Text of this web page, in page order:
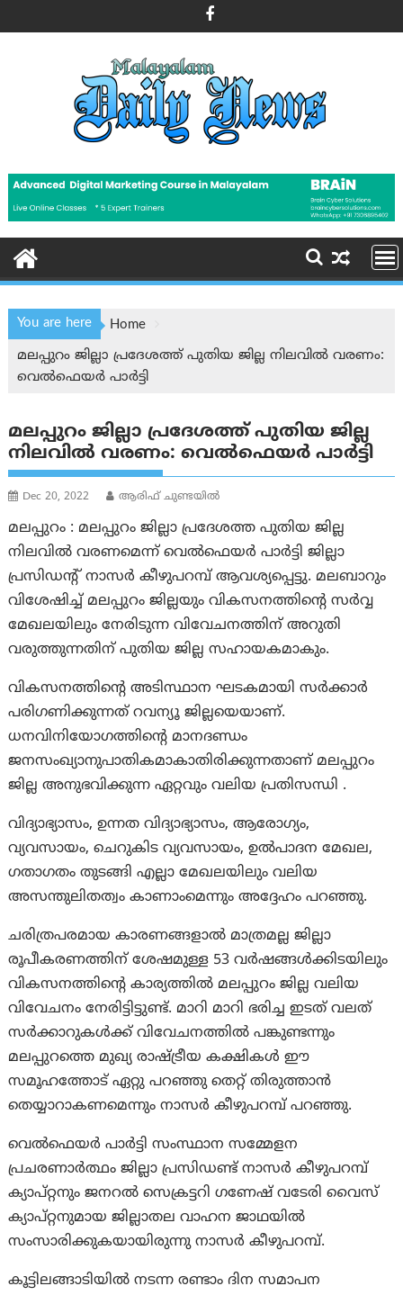
to
You are here
Home
മലപ്പുറം ജില്ലാ പ്രദേശത്ത് പുതിയ ജില്ല നിലവിൽ വരണം:
വെൽഫെയർ പാർട്ടി
മലപ്പുറം ജില്ലാ പ്രദേശത്ത് പുതിയ ജില്ല
നിലവിൽ വരണം: വെൽഫെയർ പാർട്ടി
Dec 20, 2022 ആരിഫ് ചുണ്ടയിൽ
മലപ്പുറം : മലപ്പുറം ജില്ലാ പ്രദേശത്ത പുതിയ ജില്ല
നിലവിൽ വരണമെന്ന് വെൽഫെയർ പാർട്ടി ജില്ലാ
പ്രസിഡന്റ് നാസർ കീഴുപറമ്പ് ആവശ്യപ്പെട്ടു. മലബാറും
വിശേഷിച്ച് മലപ്പുറം ജില്ലയും വികസനത്തിന്റെ സർവ്വ
മേഖലയിലും നേരിടുന്ന വിവേചനത്തിന് അറുതി
വരുത്തുന്നതിന് പുതിയ ജില്ല സഹായകമാകും.
വികസനത്തിന്റെ അടിസ്ഥാന ഘടകമായി സർക്കാർ
പരിഗണിക്കുന്നത് റവന്യൂ ജില്ലയെയാണ്.
ധനവിനിയോഗത്തിന്റെ മാനദണ്ഡം
ജനസംഖ്യാനുപാതികമാകാതിരിക്കുന്നതാണ് മലപ്പുറം
ജില്ല അനുഭവിക്കുന്ന ഏറ്റവും വലിയ പ്രതിസന്ധി .
വിദ്യാഭ്യാസം, ഉന്നത വിദ്യാഭ്യാസം, ആരോഗ്യം,
വ്യവസായം, ചെറുകിട വ്യവസായം, ഉൽപാദന മേഖല,
ഗതാഗതം തുടങ്ങി എല്ലാ മേഖലയിലും വലിയ
അസന്തുലിതത്വം കാണാംമെന്നും അദ്ദേഹം പറഞ്ഞു.
ചരിത്രപരമായ കാരണങ്ങളാൽ മാത്രമല്ല ജില്ലാ
രൂപീകരണത്തിന് ശേഷമുള്ള 53 വർഷങ്ങൾക്കിടയിലും
വികസനത്തിന്റെ കാര്യത്തിൽ മലപ്പുറം ജില്ല വലിയ
വിവേചനം നേരിട്ടിട്ടുണ്ട്. മാറി മാറി ഭരിച്ച ഇടത് വലത്
സർക്കാറുകൾക്ക് വിവേചനത്തിൽ പങ്കുണ്ടന്നും
മലപ്പുറത്തെ മുഖ്യ രാഷ്ട്രീയ കക്ഷികൾ ഈ
സമൂഹത്തോട് ഏറ്റു പറഞ്ഞു തെറ്റ് തിരുത്താൻ
തെയ്യാറാകണമെന്നും നാസർ കീഴുപറമ്പ് പറഞ്ഞു.
വെൽഫെയർ പാർട്ടി സംസ്ഥാന സമ്മേളന
പ്രചരണാർത്ഥം ജില്ലാ പ്രസിഡണ്ട് നാസർ കീഴുപറമ്പ്
ക്യാപ്റ്റനും ജനറൽ സെക്രട്ടറി ഗണേഷ് വടേരി വൈസ്
ക്യാപ്റ്റനുമായ ജില്ലാതല വാഹന ജാഥയിൽ
സംസാരിക്കുകയായിരുന്നു നാസർ കീഴുപറമ്പ്.
കൂട്ടിലങ്ങാടിയിൽ നടന്ന രണ്ടാം ദിന സമാപന